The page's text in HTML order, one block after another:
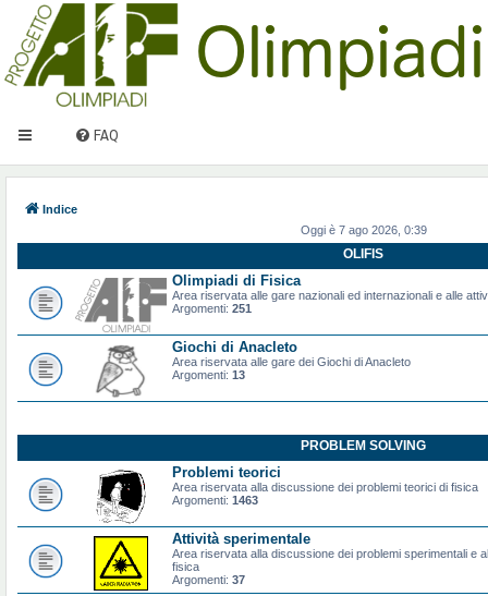
FAQ
Indice
Oggi è 7 ago 2026, 0:39
OLIFIS
Olimpiadi di Fisica
Area riservata alle gare nazionali ed internazionali e alle
Argomenti: 251
Giochi di Anacleto
Area riservata alle gare dei Giochi di Anacleto
Argomenti: 13
PROBLEM SOLVING
Problemi teorici
Area riservata alla discussione dei problemi teorici di fisica
Argomenti: 1463
Attività sperimentale
Area riservata alla discussione dei problemi sperimentali e
fisica
Argomenti: 37